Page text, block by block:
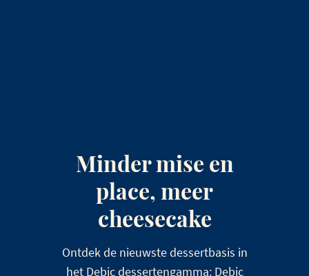
Minder mise en
place, meer
cheesecake
Ontdek de nieuwste dessertbasis in
het Debic dessertengamma: Debic